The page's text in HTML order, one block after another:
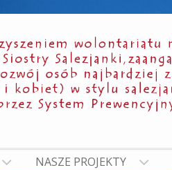
NASZE PROJEKTY